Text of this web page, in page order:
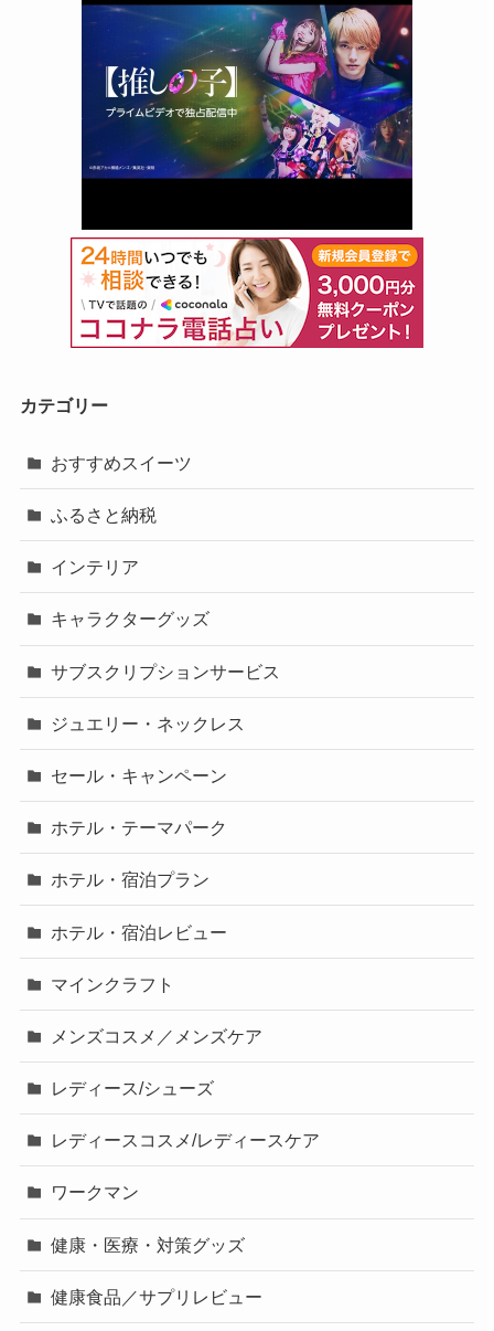
カテゴリー
おすすめスイーツ
ふるさと納税
インテリア
キャラクターグッズ
サブスクリプションサービス
ジュエリー・ネックレス
セール・キャンペーン
ホテル・テーマパーク
ホテル・宿泊プラン
ホテル・宿泊レビュー
マインクラフト
メンズコスメ／メンズケア
レディース/シューズ
レディースコスメ/レディースケア
ワークマン
健康・医療・対策グッズ
健康食品／サプリレビュー